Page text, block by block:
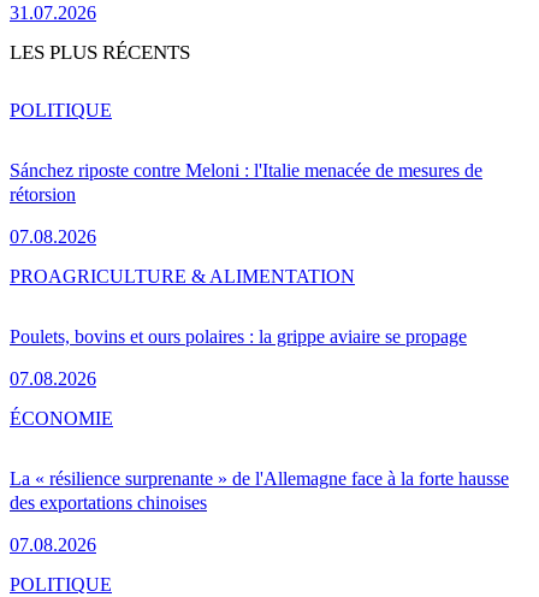
31.07.2026
LES PLUS RÉCENTS
Sánchez riposte contre Meloni : l'Italie menacée de mesures de
rétorsion
07.08.2026
POLITIQUE
Poulets, bovins et ours polaires : la grippe aviaire se propage
07.08.2026
PROAGRICULTURE & ALIMENTATION
La « résilience surprenante » de l'Allemagne face à la forte hausse
des exportations chinoises
07.08.2026
ÉCONOMIE
POLITIQUE